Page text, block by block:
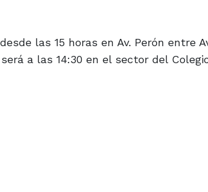
las 15 horas en Av. Perón entre
a las 14:30 en el sector del